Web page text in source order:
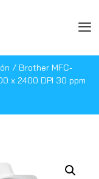
/ Brother MFC-
x 2400 DPI 30 ppm